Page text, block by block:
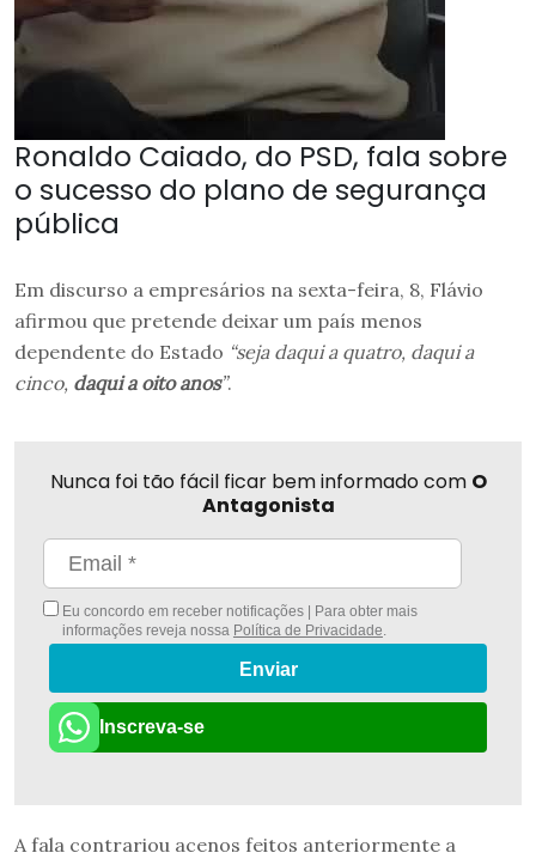
Ronaldo Caiado, do PSD, fala sobre
o sucesso do plano de segurança
pública
Em discurso a empresários na sexta-feira, 8, Flávio
afirmou que pretende deixar um país menos
dependente do Estado “seja daqui a quatro, daqui a
cinco, daqui a oito anos”.
Nunca foi tão fácil ficar bem informado com O
Antagonista
Eu concordo em receber notificações | Para obter mais
informações reveja nossa Política de Privacidade.
Enviar
Inscreva-se
A fala contrariou acenos feitos anteriormente a